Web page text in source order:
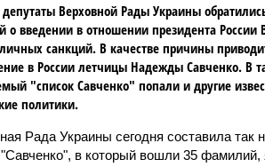
депутаты Верховной Рады Украины
о введении в отношении президента России
санкций. В качестве причины
в России летчицы Надежды Савченко. В
"список Савченко" попали и другие
политики.
Рада Украины сегодня составила так
"Савченко", в который вошли 35 фамилий,